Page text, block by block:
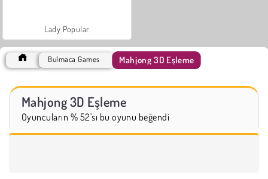
Lady Popular
Bulmaca Games Mahjong 3D Eşleme
Mahjong 3D Eşleme
Oyuncuların % 52'sı bu oyunu beğendi